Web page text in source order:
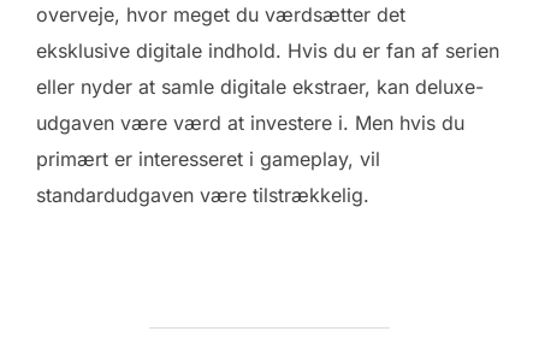
overveje, hvor meget du værdsætter det
eksklusive digitale indhold. Hvis du er fan af serien
eller nyder at samle digitale ekstraer, kan deluxe-
udgaven være værd at investere i. Men hvis du
primært er interesseret i gameplay, vil
standardudgaven være tilstrækkelig.